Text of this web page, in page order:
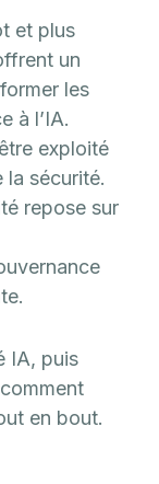
et plus
un
les
à l’IA.
exploité
la sécurité.
repose sur
IA, puis
en bout.